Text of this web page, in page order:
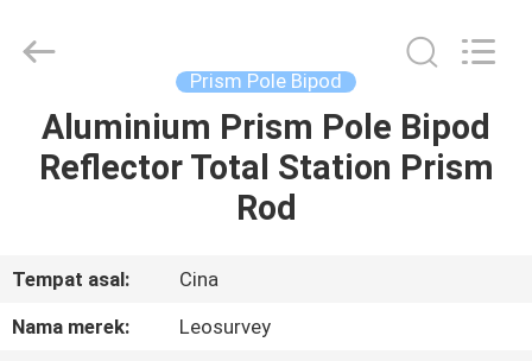
RUMAH
TENTANG
KAMI
Instrument
Co.,Ltd.
Prism Pole Bipod
Aluminium Prism Pole Bipod
Reflector Total Station Prism
Rod
Tempat asal:
Cina
Nama merek:
Leosurvey